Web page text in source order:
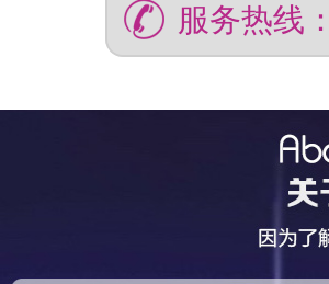
服务热线